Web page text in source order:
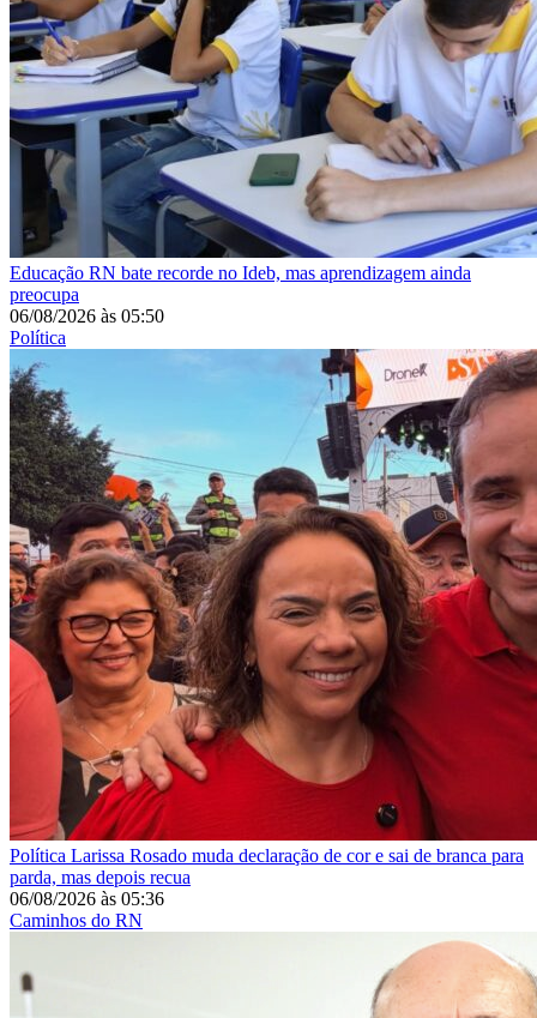
Educação RN bate recorde no Ideb, mas aprendizagem ainda
preocupa
06/08/2026 às 05:50
Política
Política Larissa Rosado muda declaração de cor e sai de branca para
parda, mas depois recua
06/08/2026 às 05:36
Caminhos do RN